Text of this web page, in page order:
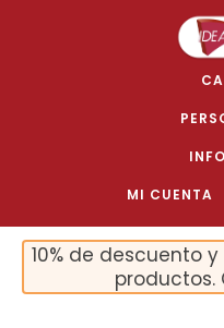
MI CUENTA
10% de descuento
productos.